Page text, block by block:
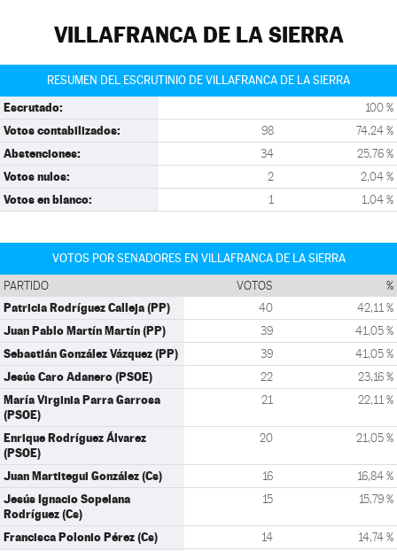
VILLAFRANCA DE LA SIERRA
RESUMEN DEL ESCRUTINIO DE VILLAFRANCA DE LA SIERRA
Escrutado: 100 %
Votos contabilizados: 98 74,24 %
Abstenciones: 34 25,76 %
Votos nulos: 2 2,04 %
Votos en blanco: 1 1,04 %
VOTOS POR SENADORES EN VILLAFRANCA DE LA SIERRA
PARTIDO VOTOS %
Patricia Rodríguez Calleja (PP) 40 42,11 %
Juan Pablo Martín Martín (PP) 39 41,05 %
Sebastián González Vázquez (PP) 39 41,05 %
Jesús Caro Adanero (PSOE) 22 23,16 %
María Virginia Parra Garrosa
(PSOE)
21 22,11 %
Enrique Rodríguez Álvarez
(PSOE)
20 21,05 %
Juan Martitegui González (Cs) 16 16,84 %
Jesús Ignacio Sopelana
Rodríguez (Cs)
15 15,79 %
Francisca Polonio Pérez (Cs) 14 14,74 %